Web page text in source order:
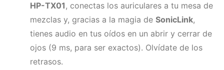
HP-TX01, conectas los auriculares a tu mesa de
mezclas y, gracias a la magia de SonicLink,
tienes audio en tus oídos en un abrir y cerrar de
ojos (9 ms, para ser exactos). Olvídate de los
retrasos.